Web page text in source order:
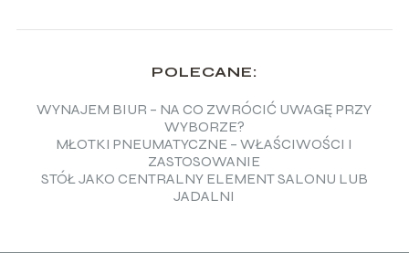
POLECANE:
WYNAJEM BIUR – NA CO ZWRÓCIĆ UWAGĘ PRZY
WYBORZE?
MŁOTKI PNEUMATYCZNE – WŁAŚCIWOŚCI I
ZASTOSOWANIE
STÓŁ JAKO CENTRALNY ELEMENT SALONU LUB
JADALNI